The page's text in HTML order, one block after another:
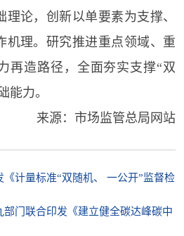
论，创新以单要素为支撑、
机理。研究推进重点领域、重
再造路径，全面夯实支撑“双
能力。
来源：市场监管总局网站
计量标准“双随机、 一公开”监督检
部门联合印发《建立健全碳达峰碳中